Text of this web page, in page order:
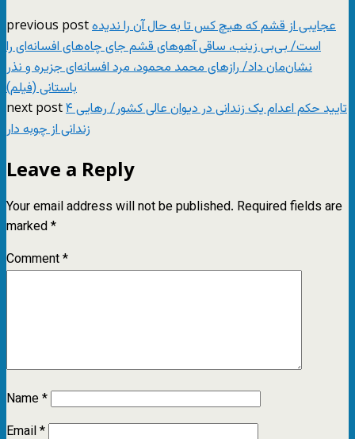
previous postعجایبی از قشم که هیچ کس تا به حال آن‌ را ندیده
است/ بی‌بی زینب، ساقی آهوهای قشم جای چاه‌های افسانه‌ای را
نشان‌مان داد/ رازهای محمد محمود، مرد افسانه‌ای جزیره و نذر
باستانی (فیلم)
next postتایید حکم اعدام یک زندانی در دیوان عالی کشور/ رهایی ۴
زندانی از چوبه دار
Leave a Reply
Your email address will not be published. Required fields are
marked*
Comment*
Name*
Email*